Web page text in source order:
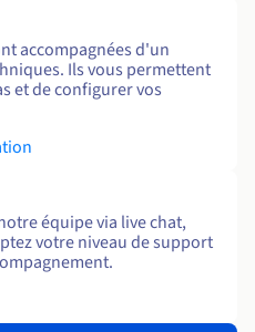
accompagnées d'un
Ils vous permettent
et de configurer vos
équipe via live chat,
votre niveau de support